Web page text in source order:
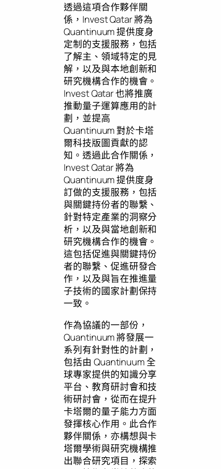
透過這項合作夥伴關
係，Invest Qatar 將為
Quantinuum 提供度身
定制的支援服務，包括
了解主、領域特定的見
解，以及與本地創新和
研究機構合作的機會。
Invest Qatar 也將推廣
推動量子運算應用的計
劃，並提高
Quantinuum 對於卡塔
爾科技版圖貢獻的認
知。透過此合作關係，
Invest Qatar 將為
Quantinuum 提供度身
訂做的支援服務，包括
與關鍵持份者的聯繫、
針對特定產業的洞察分
析，以及與當地創新和
研究機構合作的機會。
這包括促進與關鍵持份
者的聯繫、促進研發合
作，以及與旨在推進量
子技術的國家計劃保持
一致。
作為協議的一部份，
Quantinuum 將發展一
系列有針對性的計劃，
包括由 Quantinuum 全
球專家提供的知識分享
平台、教育研討會和技
術研討會，從而在提升
卡塔爾的量子能力方面
發揮核心作用。此合作
夥伴關係，亦構想與卡
塔爾學術與研究機構推
出聯合研究項目，探索